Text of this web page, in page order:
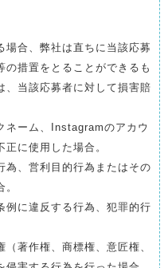
場合、弊社は直ちに当該応募
措置をとることができるも
、当該応募者に対して損害賠
ネーム、Instagramのアカウ
に使用した場合。
為、営利目的行為またはその
例に違反する行為、犯罪的行
著作権、商標権、意匠権、